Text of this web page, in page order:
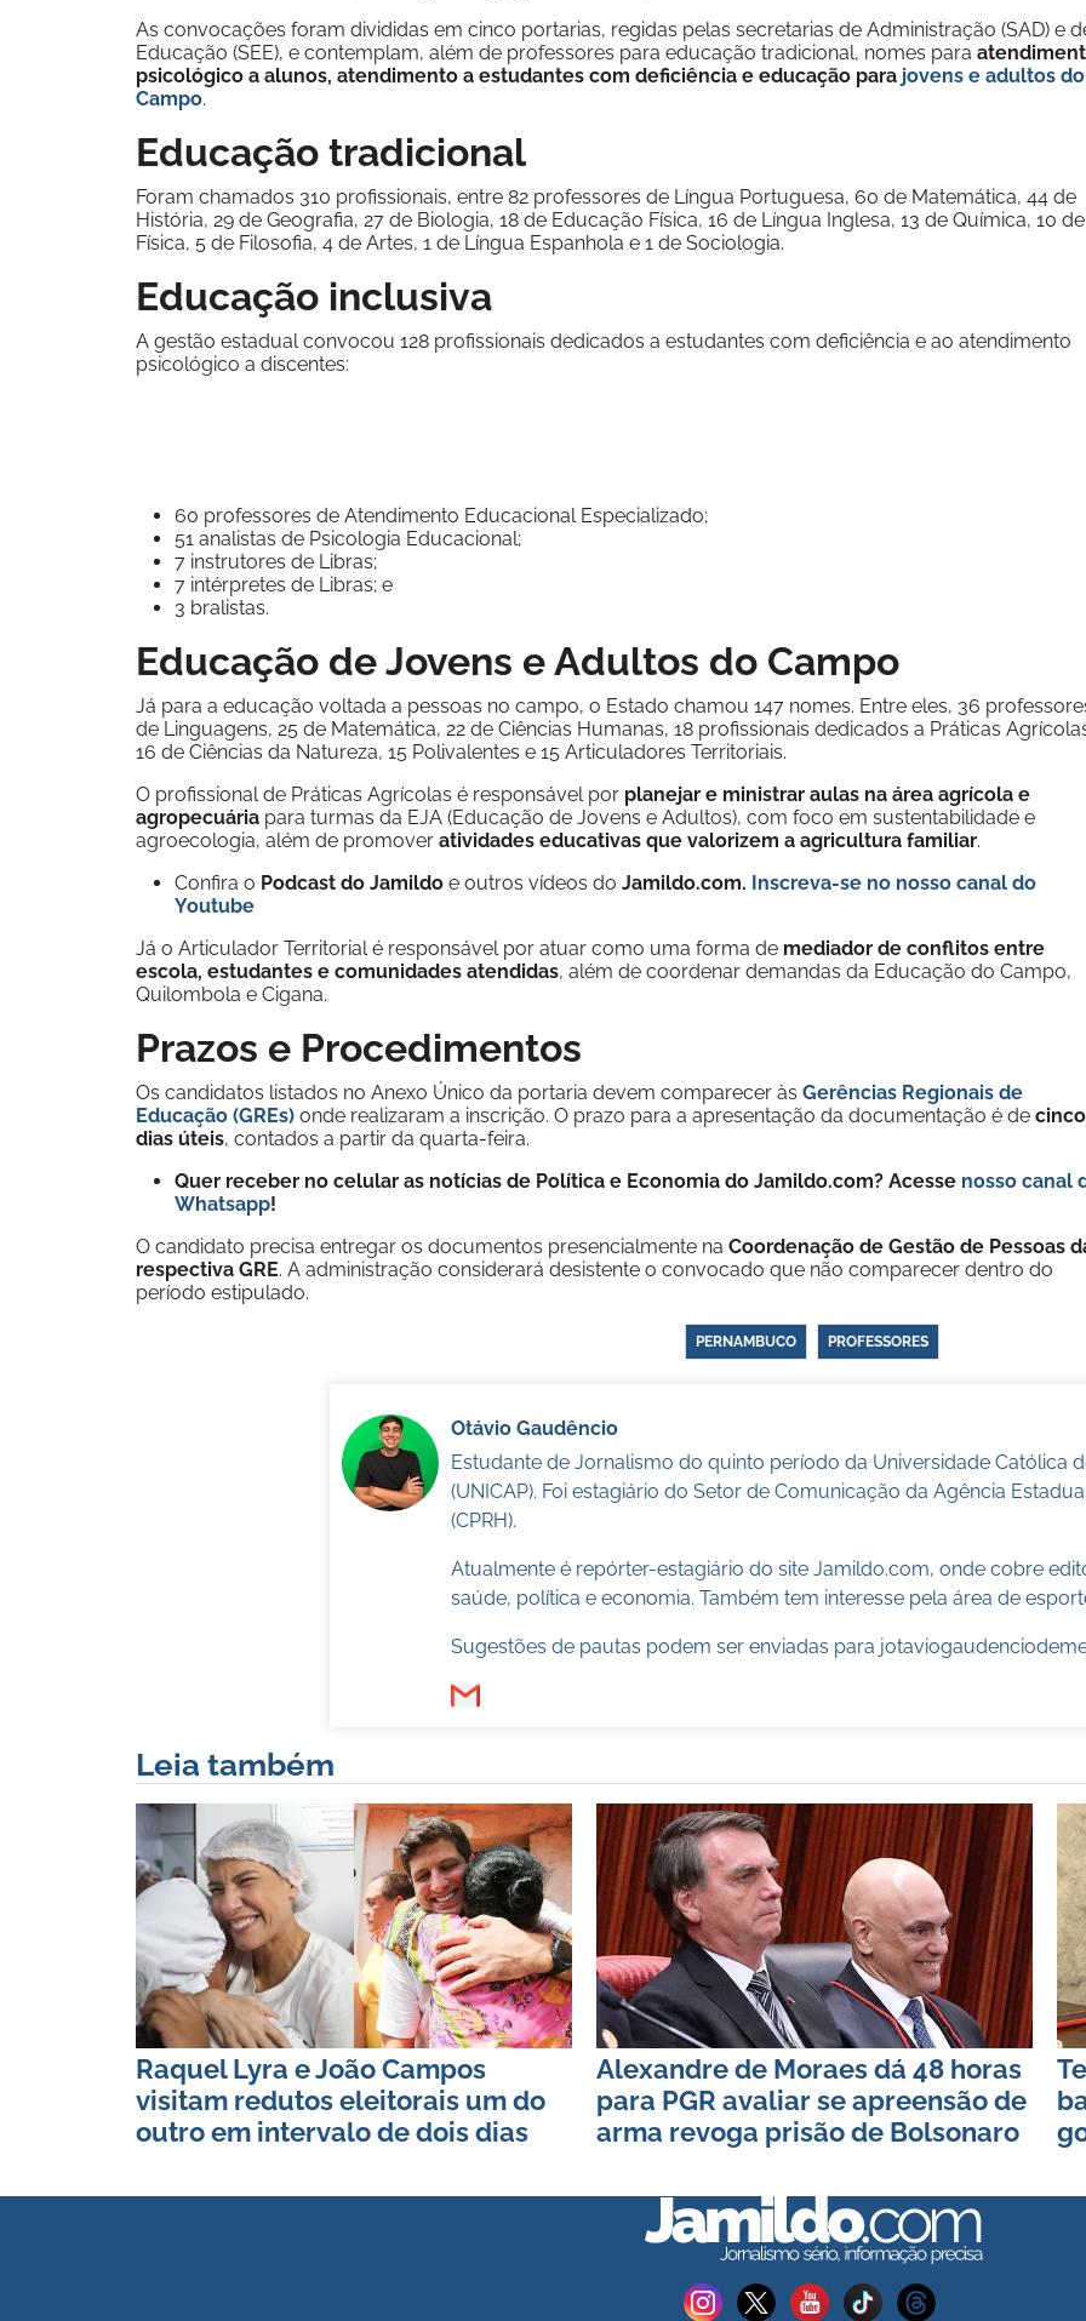
As convocações foram divididas em cinco portarias, regidas pelas secretarias de Administração (SAD) e
Educação (SEE), e contemplam, além de professores para educação tradicional, nomes para
psicológico a alunos, atendimento a estudantes com deficiência e educação para jovens e adultos do
Campo.
Educação tradicional
Foram chamados 310 profissionais, entre 82 professores de Língua Portuguesa, 60 de Matemática, 44 de
História, 29 de Geografia, 27 de Biologia, 18 de Educação Física, 16 de Língua Inglesa, 13 de Química, 10 de
Física, 5 de Filosofia, 4 de Artes, 1 de Língua Espanhola e 1 de Sociologia.
Educação inclusiva
A gestão estadual convocou 128 profissionais dedicados a estudantes com deficiência e ao atendimento
psicológico a discentes:
60 professores de Atendimento Educacional Especializado;
51 analistas de Psicologia Educacional;
7 instrutores de Libras;
7 intérpretes de Libras; e
3 bralistas.
Educação de Jovens e Adultos do Campo
Já para a educação voltada a pessoas no campo, o Estado chamou 147 nomes. Entre eles, 36
de Linguagens, 25 de Matemática, 22 de Ciências Humanas, 18 profissionais dedicados a Práticas
16 de Ciências da Natureza, 15 Polivalentes e 15 Articuladores Territoriais.
O profissional de Práticas Agrícolas é responsável por planejar e ministrar aulas na área agrícola e
agropecuária para turmas da EJA (Educação de Jovens e Adultos), com foco em sustentabilidade e
agroecologia, além de promover atividades educativas que valorizem a agricultura familiar.
Confira o Podcast do Jamildo e outros vídeos do Jamildo.com. Inscreva-se no nosso canal do
Youtube
Já o Articulador Territorial é responsável por atuar como uma forma de mediador de conflitos entre
escola, estudantes e comunidades atendidas, além de coordenar demandas da Educação do Campo,
Quilombola e Cigana.
Prazos e Procedimentos
Os candidatos listados no Anexo Único da portaria devem comparecer às Gerências Regionais de
Educação (GREs) onde realizaram a inscrição. O prazo para a apresentação da documentação é de cinco
dias úteis, contados a partir da quarta-feira.
Quer receber no celular as notícias de Política e Economia do Jamildo.com? Acesse nosso canal
Whatsapp!
O candidato precisa entregar os documentos presencialmente na Coordenação de Gestão de Pessoas
respectiva GRE. A administração considerará desistente o convocado que não comparecer dentro do
período estipulado.
PERNAMBUCO PROFESSORES
Otávio Gaudêncio
Estudante de Jornalismo do quinto período da Universidade Católica
(UNICAP). Foi estagiário do Setor de Comunicação da Agência
(CPRH).
Atualmente é repórter-estagiário do site Jamildo.com, onde cobre
saúde, política e economia. Também tem interesse pela área de
Sugestões de pautas podem ser enviadas para
Leia também
Raquel Lyra e João Campos
visitam redutos eleitorais um do
outro em intervalo de dois dias
Alexandre de Moraes dá 48 horas
para PGR avaliar se apreensão de
arma revoga prisão de Bolsonaro